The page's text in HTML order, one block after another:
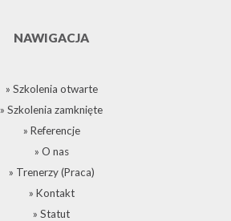
NAWIGACJA
» Szkolenia otwarte
» Szkolenia zamknięte
» Referencje
» O nas
» Trenerzy (Praca)
» Kontakt
» Statut